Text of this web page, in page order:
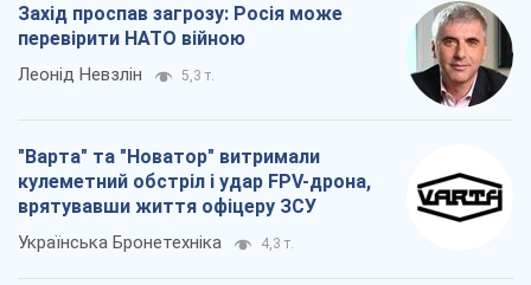
Захід проспав загрозу: Росія може
перевірити НАТО війною
Леонід Невзлін 5,3 т.
"Варта" та "Новатор" витримали
кулеметний обстріл і удар FPV-дрона,
врятувавши життя офіцеру ЗСУ
Українська Бронетехніка 4,3 т.